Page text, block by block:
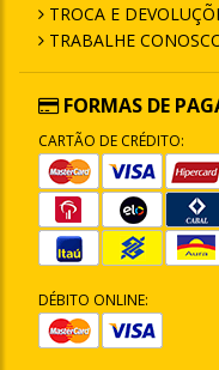
TROCA E
TRABALHE
FORMAS DE
CARTÃO DE CRÉDITO:
DÉBITO ONLINE: